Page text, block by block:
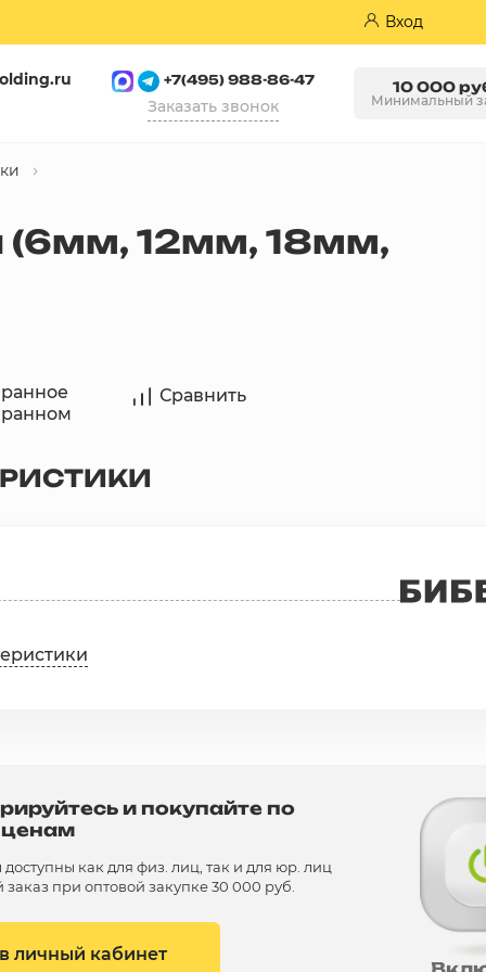
Вход
+7(495) 988-86-47
Заказать звонок
10 000
Минимальный
(6мм, 12мм, 18мм,
Сравнить
и покупайте по
как для физ. лиц, так и для юр. лиц
при оптовой закупке 30 000 руб.
личный кабинет